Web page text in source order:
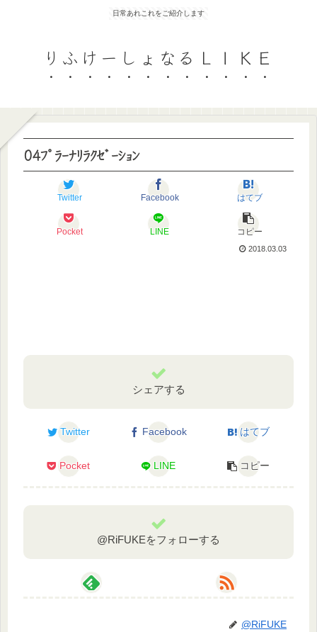
日常あれこれをご紹介します
りふけーしょなるＬＩＫＥ
04ﾌﾟﾗｰﾅﾘﾗｸｾﾞｰｼｮﾝ
Twitter Facebook はてブ
Pocket LINE コピー
2018.03.03
シェアする
Twitter Facebook はてブ
Pocket LINE コピー
@RiFUKEをフォローする
@RiFUKE